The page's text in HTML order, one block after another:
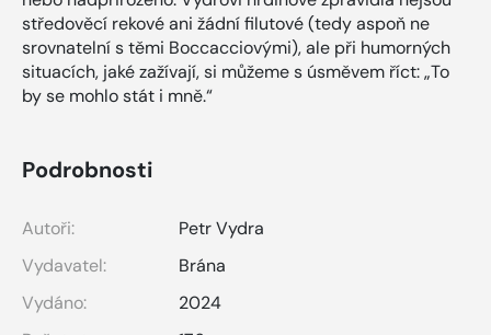
středověcí rekové ani žádní filutové (tedy aspoň ne
srovnatelní s těmi Boccacciovými), ale při humorných
situacích, jaké zažívají, si můžeme s úsměvem říct: „To
by se mohlo stát i mně.“
Podrobnosti
Autoři:
Petr Vydra
Vydavatel:
Brána
Vydáno:
2024